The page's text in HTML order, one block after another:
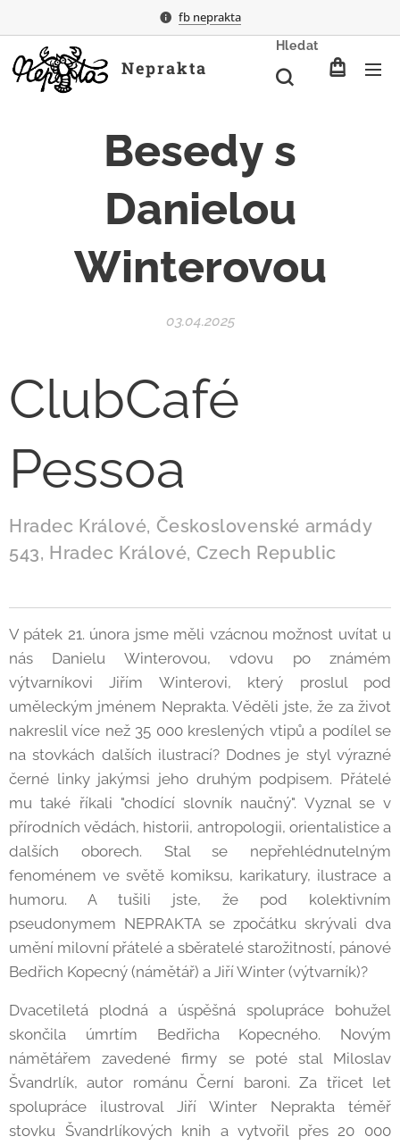
fb neprakta
Neprakta
Hledat
Besedy s
Danielou
Winterovou
03.04.2025
ClubCafé
Pessoa
Hradec Králové, Československé armády
543, Hradec Králové, Czech Republic
V pátek 21. února jsme měli vzácnou možnost uvítat u
nás Danielu Winterovou, vdovu po známém
výtvarníkovi Jiřím Winterovi, který proslul pod
uměleckým jménem Neprakta. Věděli jste, že za život
nakreslil více než 35 000 kreslených vtipů a podílel se
na stovkách dalších ilustrací? Dodnes je styl výrazné
černé linky jakýmsi jeho druhým podpisem. Přátelé
mu také říkali "chodící slovník naučný". Vyznal se v
přírodních vědách, historii, antropologii, orientalistice a
dalších oborech. Stal se nepřehlédnutelným
fenoménem ve světě komiksu, karikatury, ilustrace a
humoru. A tušili jste, že pod kolektivním
pseudonymem NEPRAKTA se zpočátku skrývali dva
umění milovní přátelé a sběratelé starožitností, pánové
Bedřich Kopecný (námětář) a Jiří Winter (výtvarník)?
Dvacetiletá plodná a úspěšná spolupráce bohužel
skončila úmrtím Bedřicha Kopecného. Novým
námětářem zavedené firmy se poté stal Miloslav
Švandrlík, autor románu Černí baroni. Za třicet let
spolupráce ilustroval Jiří Winter Neprakta téměř
stovku Švandrlíkových knih a vytvořil přes 20 000